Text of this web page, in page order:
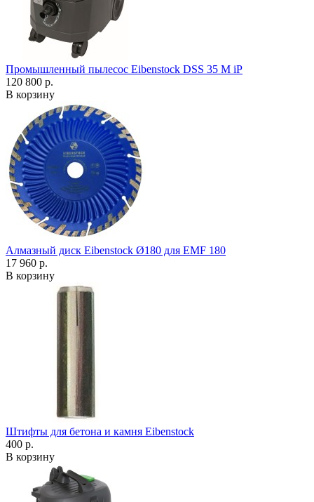
Промышленный пылесос Eibenstock DSS 35 M iP
120 800 р.
В корзину
Алмазный диск Eibenstock Ø180 для EMF 180
17 960 р.
В корзину
Штифты для бетона и камня Eibenstock
400 р.
В корзину